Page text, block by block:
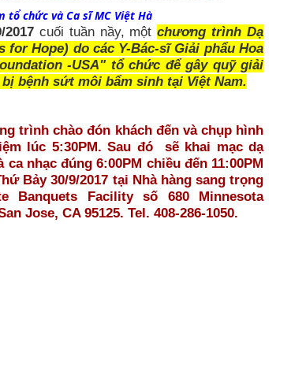
tổ chức và Ca sĩ MC Việt Hà
2017 cuối tuần nầy, mộtchương trình Dạ
for Hope) do các Y-Bác-sĩ Giải phẩu Hoa
-USA" tổ chức để gây quỹ giải
bệnh sứt môi bẩm sinh tại Việt Nam.
trình chào đón khách đến và chụp hình
lúc 5:30PM. Sau đó sẽ khai mạc dạ
ca nhạc đúng 6:00PM chiều đến 11:00PM
Bảy 30/9/2017 tại Nhà hàng sang trọng
Banquets Facility số 680 Minnesota
Jose, CA 95125. Tel. 408-286-1050.